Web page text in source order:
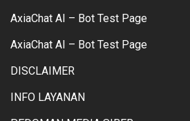
AxiaChat AI – Bot Test Page
AxiaChat AI – Bot Test Page
DISCLAIMER
INFO LAYANAN